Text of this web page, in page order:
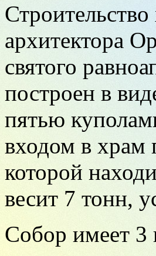
архитектора
святого
построен в
пятью
входом в храм
которой
весит 7 тонн,
Собор имеет 3